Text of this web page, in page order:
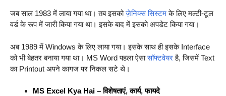
जब साल 1983 में लाया गया था। तब इसकोज़ेनिक्स सिस्टमके लिए मल्टी-टूल
वर्ड के रूप में जारी किया गया था। इसके बाद में इसको अपडेट किया गया।
अब 1989 में Windows के लिए लाया गया। इसके साथ ही इसके Interface
को भी बेहतर बनाया गया था। MS Word पहला ऐसासॉफ्टवेयरहै, जिसमें Text
का Printout अपने कागज पर निकल सटे थे।
MS Excel Kya Hai – विशेषताएं, कार्य, फायदे